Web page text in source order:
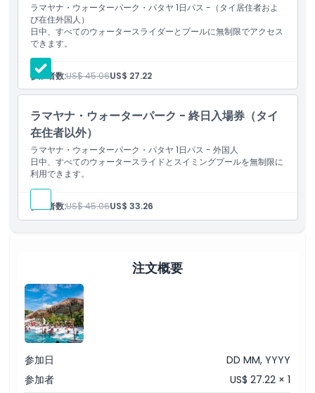
ラマヤナ・ウォーターパークは、広さ184,000平方メートルのタイ
最大のウォーターパークです。2016年5月5日の開業以来、地元客
と観光客の双方に非常に人気があります。ラマヤナ・ウォーターパ
ークはタイで第1位、アジアで第3位、世界のトップ20にも選出さ
れました。スリリングなウォータースライドだけでなく、独自にデ
ザインされた多彩なアクティビティや一流の設備が揃っており、あ
らゆる来場者を楽しませ、もてなします。したがって、パタヤの灼
熱の中で長い列に並ばないよう、事前にチケットを確保することを
おすすめします。代わりにアクアスプラッシュで水しぶきに飛び込
み、流れるプールに浮かびながら間欠泉や滝で水を浴び、透明なプ
ールでくつろいだり、人気のアクアドロップで血沸き肉躍らせたり
してください。パタヤ中心部の南へわずか15キロの場所に位置し、
カオ・チーチャンやシルバー・レイクなどの有名観光スポットの近
くにあるため、訪問に合わせて追加で観光を楽しむこともできま
す。
子供／大人ポリシー
営業時間
注意事項
ラマヤナ・ウォーターパーク・パタヤ 1日パス -（タイ居住者およ
び在住外国人）
日中、すべてのウォータースライダーとプールに無制限でアクセス
できます。
参加者数:US$ 45.06US$ 27.22
ラマヤナ・ウォーターパーク - 終日入場券（タイ
在住者以外）
ラマヤナ・ウォーターパーク・パタヤ 1日パス - 外国人
日中、すべてのウォータースライドとスイミングプールを無制限に
利用できます。
参加者数:US$ 45.06US$ 33.26
注文概要
参加日
DD MM, YYYY
参加者
US$ 27.22 × 1